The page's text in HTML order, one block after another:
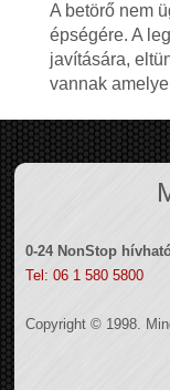
A betörő nem
épségére. A
javítására,
vannak
0-24 NonStop
Tel: 06 1 580 5800
Copyright © 1998.